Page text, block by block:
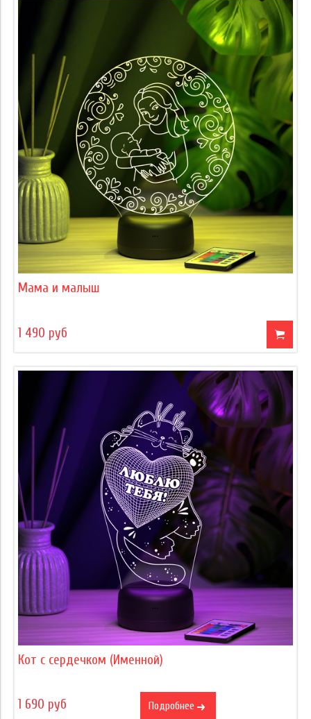
Мама и малыш
1 490 руб
Кот с сердечком (Именной)
1 690 руб Подробнее